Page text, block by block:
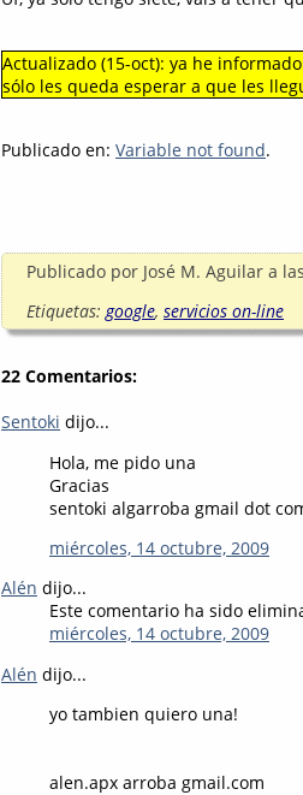
Actualizado (15-oct): ya he
sólo les queda esperar a que les
Publicado en: Variable not found.
Publicado por José M. Aguilar a
Etiquetas:google, servicios on-line
22 Comentarios:
Sentoki dijo...
Hola, me pido una
Gracias
sentoki algarroba gmail dot
miércoles, 14 octubre, 2009
Alén dijo...
Este comentario ha sido
miércoles, 14 octubre, 2009
Alén dijo...
yo tambien quiero una!
alen.apx arroba gmail.com